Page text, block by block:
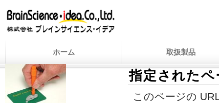
ホーム 取扱製品
指定された
このページの